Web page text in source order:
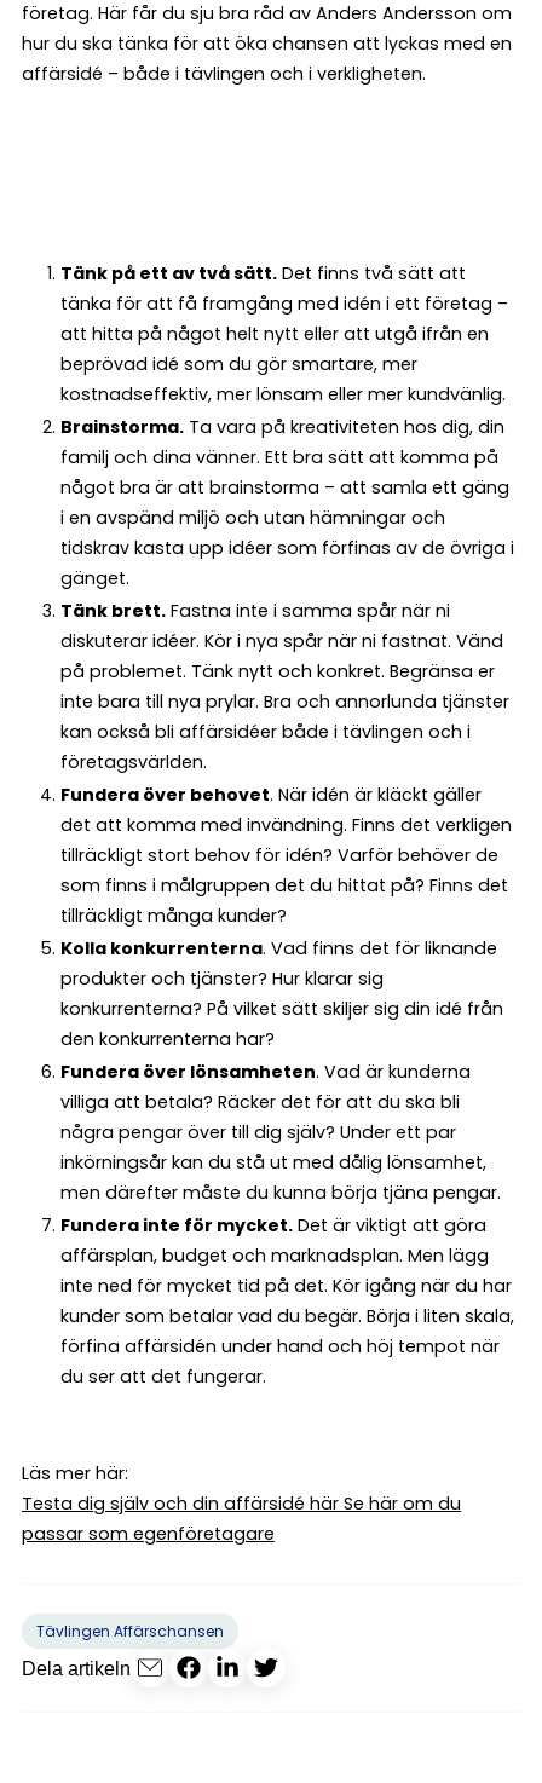
företag. Här får du sju bra råd av Anders Andersson om
hur du ska tänka för att öka chansen att lyckas med en
affärsidé – både i tävlingen och i verkligheten.
Tänk på ett av två sätt.Det finns två sätt att
tänka för att få framgång med idén i ett företag –
att hitta på något helt nytt eller att utgå ifrån en
beprövad idé som du gör smartare, mer
kostnadseffektiv, mer lönsam eller mer kundvänlig.
Brainstorma.Ta vara på kreativiteten hos dig, din
familj och dina vänner. Ett bra sätt att komma på
något bra är att brainstorma – att samla ett gäng
i en avspänd miljö och utan hämningar och
tidskrav kasta upp idéer som förfinas av de övriga i
gänget.
Tänk brett.Fastna inte i samma spår när ni
diskuterar idéer. Kör i nya spår när ni fastnat. Vänd
på problemet. Tänk nytt och konkret. Begränsa er
inte bara till nya prylar. Bra och annorlunda tjänster
kan också bli affärsidéer både i tävlingen och i
företagsvärlden.
Fundera över behovet. När idén är kläckt gäller
det att komma med invändning. Finns det verkligen
tillräckligt stort behov för idén? Varför behöver de
som finns i målgruppen det du hittat på? Finns det
tillräckligt många kunder?
Kolla konkurrenterna. Vad finns det för liknande
produkter och tjänster? Hur klarar sig
konkurrenterna? På vilket sätt skiljer sig din idé från
den konkurrenterna har?
Fundera över lönsamheten. Vad är kunderna
villiga att betala? Räcker det för att du ska bli
några pengar över till dig själv? Under ett par
inkörningsår kan du stå ut med dålig lönsamhet,
men därefter måste du kunna börja tjäna pengar.
Fundera inte för mycket.Det är viktigt att göra
affärsplan, budget och marknadsplan. Men lägg
inte ned för mycket tid på det. Kör igång när du har
kunder som betalar vad du begär. Börja i liten skala,
förfina affärsidén under hand och höj tempot när
du ser att det fungerar.
Läs mer här:
Testa dig själv och din affärsidé här Se här om du
passar som egenföretagare
Tävlingen Affärschansen
Dela artikeln